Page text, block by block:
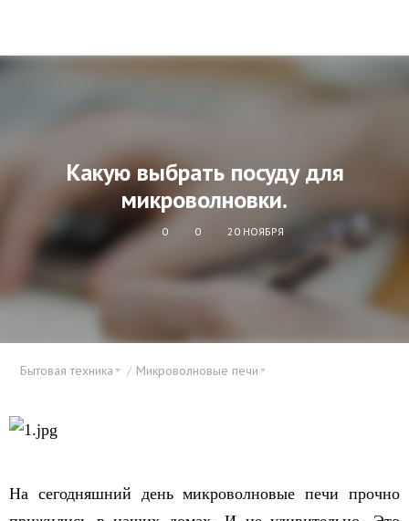
Какую выбрать посуду для
микроволновки.
0 0 20 НОЯБРЯ
Бытовая техника Микроволновые печи
На сегодняшний день микроволновые печи прочно